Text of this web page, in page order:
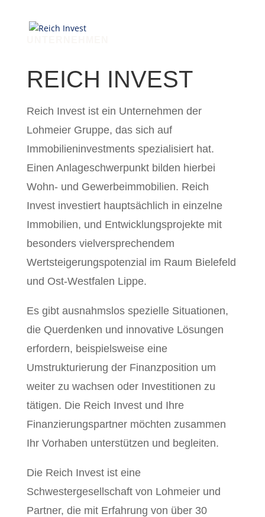
REICH INVEST
Reich Invest ist ein Unternehmen der
Lohmeier Gruppe, das sich auf
Immobilieninvestments spezialisiert hat.
Einen Anlageschwerpunkt bilden hierbei
Wohn- und Gewerbeimmobilien. Reich
Invest investiert hauptsächlich in einzelne
Immobilien, und Entwicklungsprojekte mit
besonders vielversprechendem
Wertsteigerungspotenzial im Raum Bielefeld
und Ost-Westfalen Lippe.
Es gibt ausnahmslos spezielle Situationen,
die Querdenken und innovative Lösungen
erfordern, beispielsweise eine
Umstrukturierung der Finanzposition um
weiter zu wachsen oder Investitionen zu
tätigen. Die Reich Invest und Ihre
Finanzierungspartner möchten zusammen
Ihr Vorhaben unterstützen und begleiten.
Die Reich Investist eine
Schwestergesellschaft von Lohmeier und
Partner, die mit Erfahrung von über 30